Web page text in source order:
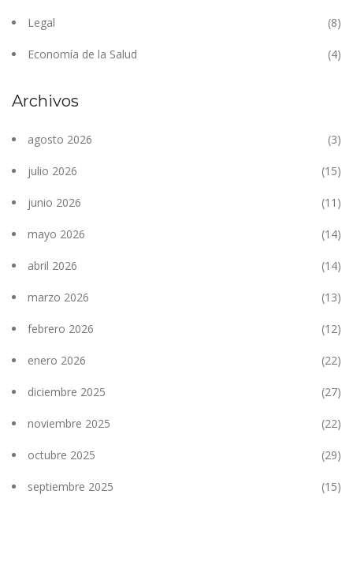
Legal (8)
Economía de la Salud (4)
Archivos
agosto 2026 (3)
julio 2026 (15)
junio 2026 (11)
mayo 2026 (14)
abril 2026 (14)
marzo 2026 (13)
febrero 2026 (12)
enero 2026 (22)
diciembre 2025 (27)
noviembre 2025 (22)
octubre 2025 (29)
septiembre 2025 (15)